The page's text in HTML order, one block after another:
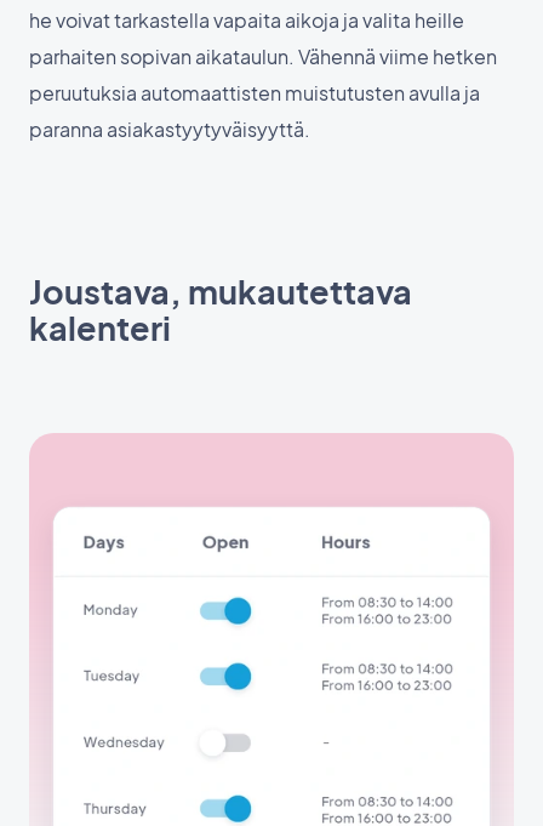
he voivat tarkastella vapaita aikoja ja valita heille
parhaiten sopivan aikataulun. Vähennä viime hetken
peruutuksia automaattisten muistutusten avulla ja
paranna asiakastyytyväisyyttä.
Joustava, mukautettava
kalenteri